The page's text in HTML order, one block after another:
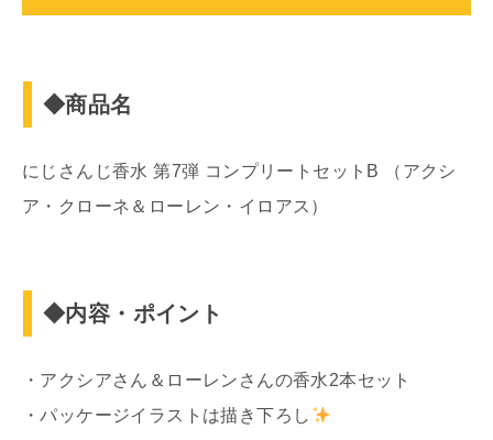
◆商品名
にじさんじ香水 第7弾 コンプリートセットB （アクシ
ア・クローネ＆ローレン・イロアス）
◆内容・ポイント
・アクシアさん＆ローレンさんの香水2本セット
・パッケージイラストは描き下ろし